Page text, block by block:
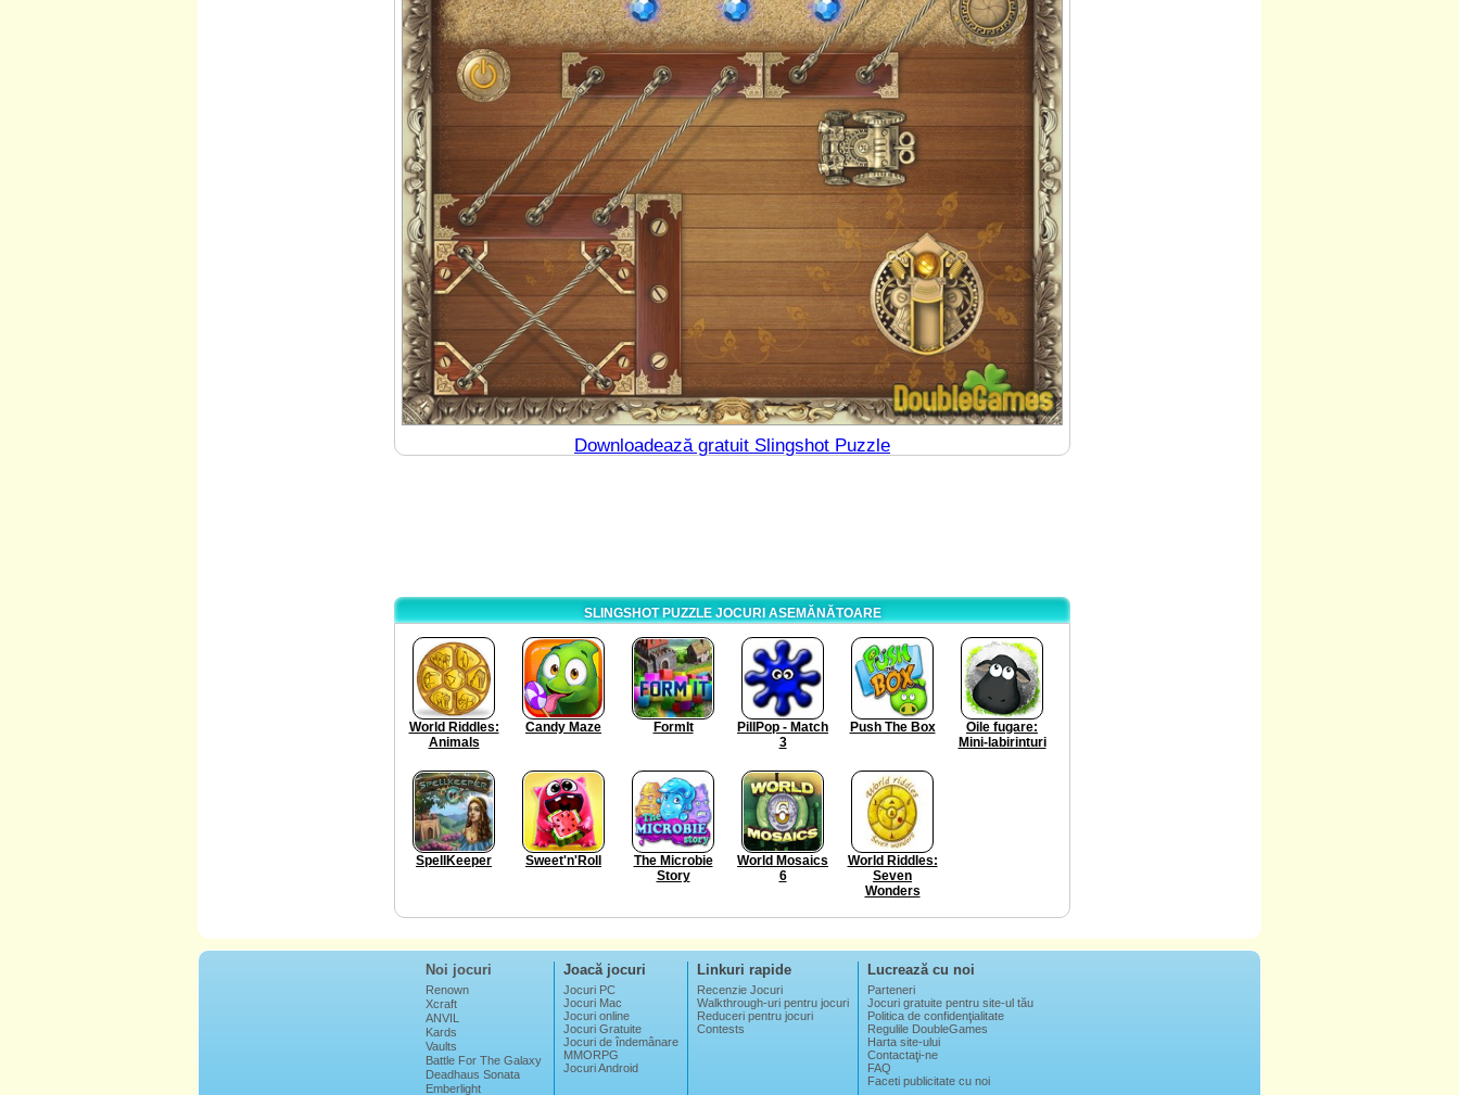
Downloadează gratuit Slingshot Puzzle
SLINGSHOT PUZZLE JOCURI ASEMĂNĂTOARE
World Riddles:
Animals
Candy Maze FormIt
PillPop - Match
3
Push The Box
Oile fugare:
Mini-labirinturi
SpellKeeper Sweet'n'Roll
The Microbie
Story
World Mosaics
6
World Riddles:
Seven
Wonders
Noi jocuri
Renown
Xcraft
ANVIL
Kards
Vaults
Battle For The Galaxy
Deadhaus Sonata
Emberlight
Joacă jocuri
Jocuri PC
Jocuri Mac
Jocuri online
Jocuri Gratuite
Jocuri de îndemânare
MMORPG
Jocuri Android
Linkuri rapide
Recenzie Jocuri
Walkthrough-uri pentru jocuri
Reduceri pentru jocuri
Contests
Lucrează cu noi
Parteneri
Jocuri gratuite pentru site-ul tău
Politica de confidenţialitate
Regulile DoubleGames
Harta site-ului
Contactaţi-ne
FAQ
Faceti publicitate cu noi